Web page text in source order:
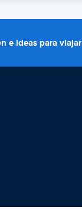
e ideas para viajar